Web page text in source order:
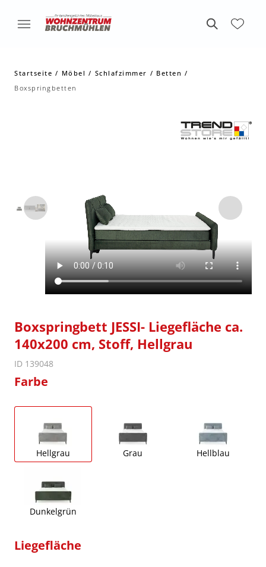
Startseite Möbel Schlafzimmer
Betten
Boxspringbetten
Boxspringbett JESSI- Liegefläche ca.
140x200 cm, Stoff, Hellgrau
ID 139048
Farbe
Hellgrau Grau Hellblau
Dunkelgrün
Liegefläche